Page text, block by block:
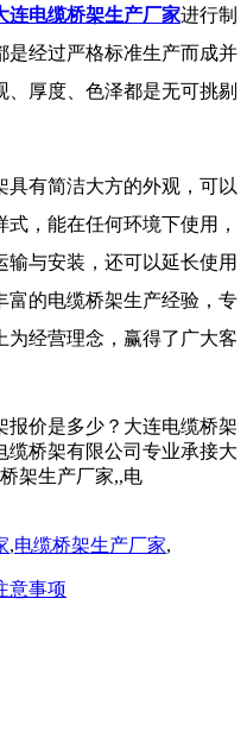
连电缆桥架生产厂家进行制
是经过严格标准生产而成并
厚度、色泽都是无可挑剔
有简洁大方的外观，可以
，能在任何环境下使用，
与安装，还可以延长使用
富的电缆桥架生产经验，专
为经营理念，赢得了广大客
报价是多少？大连电缆桥架
缆桥架有限公司专业承接大
架生产厂家,,电
,电缆桥架生产厂家,
意事项